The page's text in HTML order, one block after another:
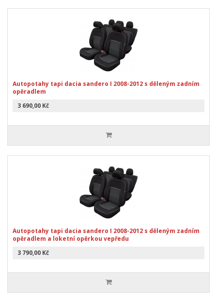
Autopotahy tapi dacia sandero I 2008-2012 s děleným zadním
opěradlem
3 690,00 Kč
Autopotahy tapi dacia sandero I 2008-2012 s děleným zadním
opěradlem a loketní opěrkou vepředu
3 790,00 Kč